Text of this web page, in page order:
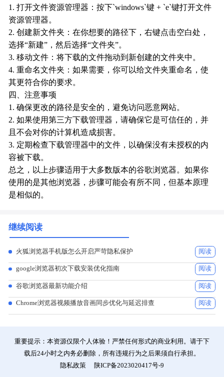
1. 打开文件资源管理器：按下`windows`键 + `e`键打开文件
资源管理器。
2. 创建新文件夹：在你想要的路径下，右键点击空白处，
选择“新建”，然后选择“文件夹”。
3. 移动文件：将下载的文件拖动到新创建的文件夹中。
4. 重命名文件夹：如果需要，你可以给文件夹重命名，使
其更符合你的要求。
四、注意事项
1. 确保更改的路径是安全的，避免访问恶意网站。
2. 如果使用第三方下载管理器，请确保它是可信任的，并
且不会对你的计算机造成损害。
3. 定期检查下载管理器中的文件，以确保没有未授权的内
容被下载。
总之，以上步骤适用于大多数版本的谷歌浏览器。如果你
使用的是其他浏览器，步骤可能会有所不同，但基本原理
是相似的。
继续阅读
火狐浏览器手机版怎么开启严苛隐私保护 阅读
google浏览器初次下载安装优化指南 阅读
谷歌浏览器最新功能介绍 阅读
Chrome浏览器视频播放音画同步优化与延迟排查 阅读
重要提示：本资源仅限个人体验！严禁任何形式的商业利用。请于下
载后24小时之内务必删除，所有违规行为之后果须自行承担。
隐私政策
陕ICP备2023020417号-9